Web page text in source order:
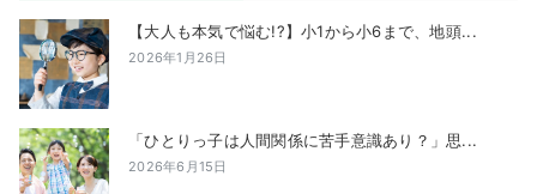
【大人も本気で悩む!?】小1から小6まで、地頭...
2026年1月26日
「ひとりっ子は人間関係に苦手意識あり？」思...
2026年6月15日